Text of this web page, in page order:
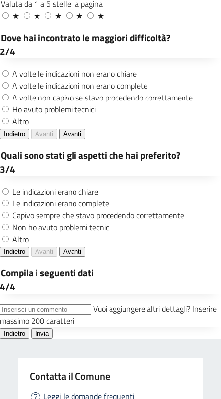
Contatta il Comune
Leggi le domande frequenti